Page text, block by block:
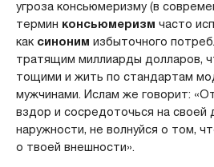
угроза консьюмеризму (в
термин консьюмеризм часто
как синоним избыточного
тратящим миллиарды долларов,
тощими и жить по стандартам
мужчинами. Ислам же говорит:
вздор и сосредоточься на своей
наружности, не волнуйся о том,
о твоей внешности».